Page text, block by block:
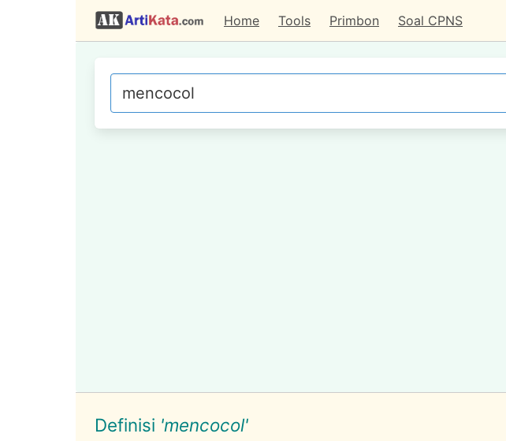
Home Tools Primbon Soal CPNS
Definisi 'mencocol'